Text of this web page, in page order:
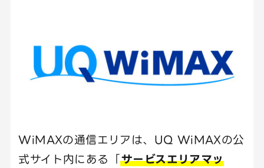
WiMAXの通信エリアは、UQ WiMAXの公
式サイト内にある「サービスエリアマッ